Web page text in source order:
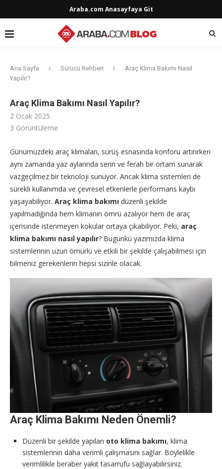
Araba.com Anasayfaya Git
Ana Sayfa Sürücü Rehberi
Araç Klima Bakımı Nasıl
Yapılır?
Araç Klima Bakımı Nasıl Yapılır?
2 Ocak 2025
3 Görüntüleme
Günümüzdeki araç klimaları, sürüş esnasında konforu artırırken
aynı zamanda yaz aylarında serin ve ferah bir ortam sunarak
vazgeçilmez bir teknoloji sunuyor. Ancak klima sistemleri de
sürekli kullanımda ve çevresel etkenlerle performans kaybı
yaşayabiliyor. Araç klima bakımı düzenli şekilde
yapılmadığında hem klimanın ömrü azalıyor hem de araç
içerisinde istenmeyen kokular ortaya çıkabiliyor. Peki, araç
klima bakımı nasıl yapılır? Bugünkü yazımızda klima
sistemlerinin uzun ömürlü ve etkili bir şekilde çalışabilmesi için
bilmeniz gerekenlerin hepsi sizinle olacak.
Araç Klima Bakımı Neden Önemli?
Düzenli bir şekilde yapılan oto klima bakımı, klima
sistemlerinin daha verimli çalışmasını sağlar. Böylelikle
verimlilikle beraber yakıt tasarrufu sağlayabilirsiniz.